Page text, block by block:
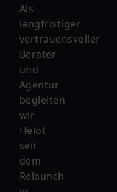
Als
langfristiger
vertrauensvoller
Berater
und
Agentur
begleiten
wir
Helot
seit
dem
Relaunch